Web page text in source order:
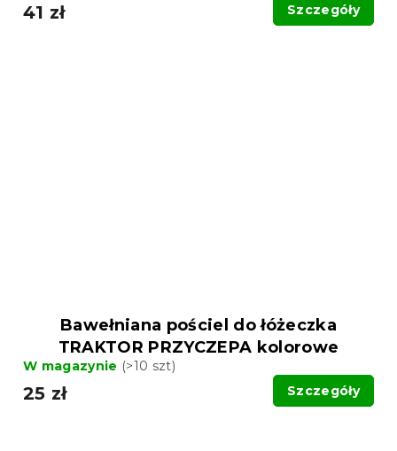
41 zł Szczegóły
Bawełniana pościel do łóżeczka
TRAKTOR PRZYCZEPA kolorowe
W magazynie (>10 szt)
25 zł Szczegóły